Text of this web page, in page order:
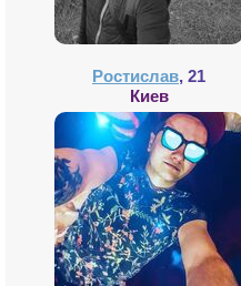
Ростислав, 21
Киев